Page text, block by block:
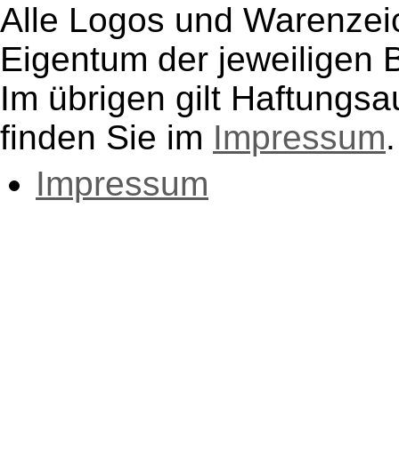
Alle Logos und
Eigentum der jeweiligen
Im übrigen gilt
finden Sie im Impressum.
Impressum